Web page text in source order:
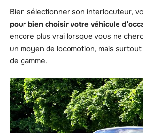
Bien sélectionner son interlocuteur,
pour bien choisir votre véhicule
encore plus vrai lorsque vous ne
un moyen de locomotion, mais
de gamme.